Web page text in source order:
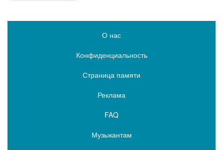
О нас
Конфиденциальность
Страница памяти
Реклама
FAQ
Музыкантам